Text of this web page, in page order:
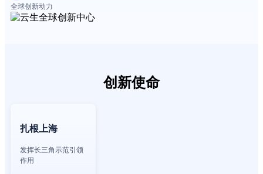
全球创新动力
创新使命
扎根上海
发挥长三角示范引领
作用